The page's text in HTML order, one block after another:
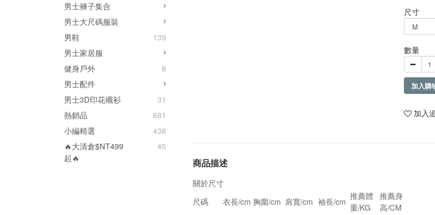
男士褲子集合
男士大尺碼服裝
男鞋
139
男士家居服
健身戶外
8
男士配件
男士3D印花襯衫
31
熱銷品
681
小編精選
438
🔥大清倉$NT499
起🔥
45
尺寸
數量
加入購
加入
商品描述
關於尺寸
尺碼
衣長/cm 胸圍/cm 肩寬/cm 袖長/cm
推薦體
重/KG
推薦身
高/CM